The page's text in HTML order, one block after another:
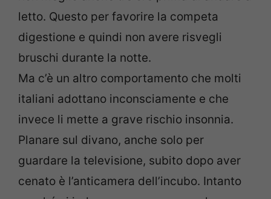
letto. Questo per favorire la competa
digestione e quindi non avere risvegli
bruschi durante la notte.
Ma c’è un altro comportamento che molti
italiani adottano inconsciamente e che
invece li mette a grave rischio insonnia.
Planare sul divano, anche solo per
guardare la televisione, subito dopo aver
cenato è l’anticamera dell’incubo. Intanto